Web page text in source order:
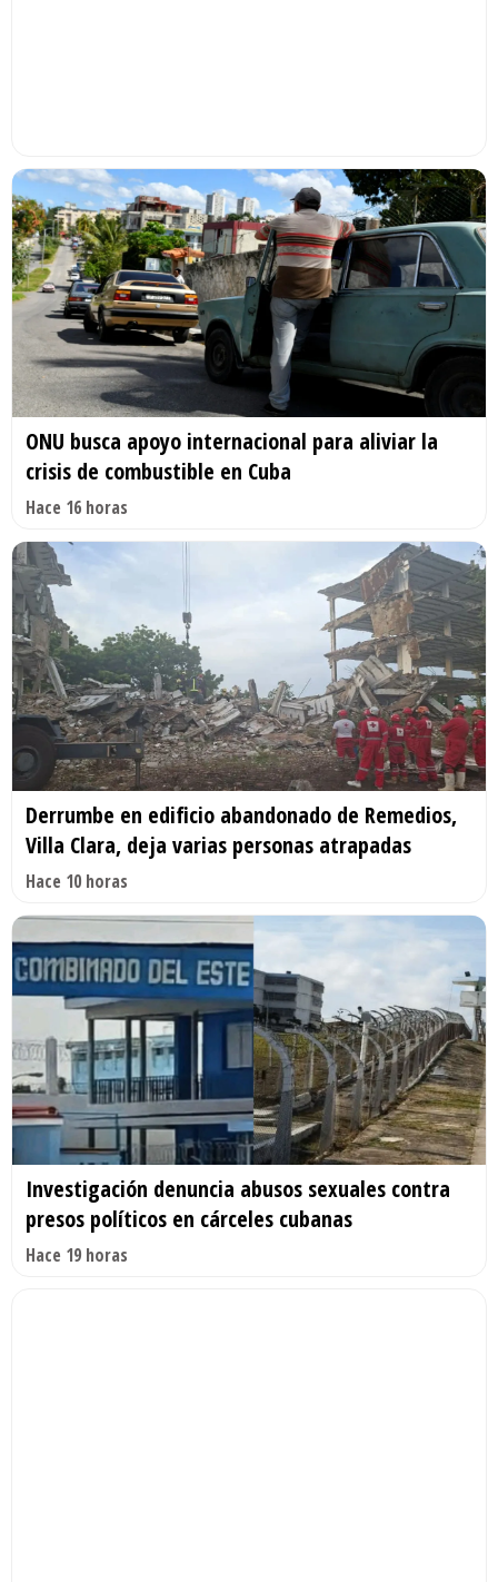
ONU busca apoyo internacional para aliviar la
crisis de combustible en Cuba
Hace 16 horas
Derrumbe en edificio abandonado de Remedios,
Villa Clara, deja varias personas atrapadas
Hace 10 horas
Investigación denuncia abusos sexuales contra
presos políticos en cárceles cubanas
Hace 19 horas